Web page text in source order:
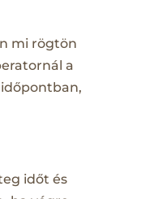
mi rögtön
a
időt és